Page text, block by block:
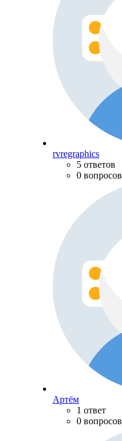
rvregraphics
5 ответов
0 вопросов
Артём
1 ответ
0 вопросов